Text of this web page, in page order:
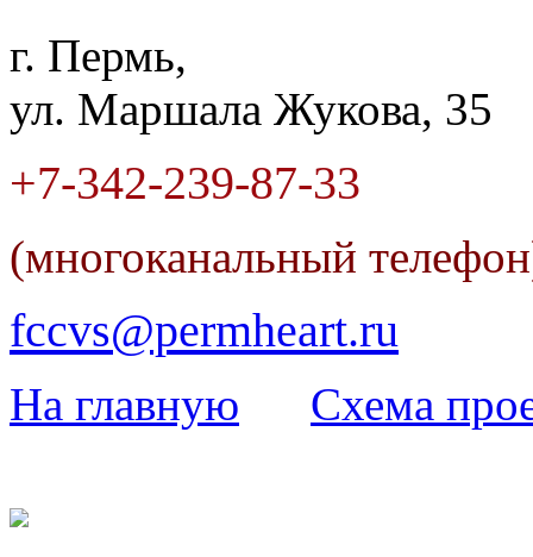
г. Пермь,
ул. Маршала Жукова, 35
+7-342-239-87-33
(многоканальный
fccvs@permheart.ru
На главную Cхема